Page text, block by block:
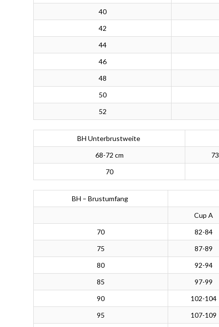
40
42
44
46
48
50
52
BH Unterbrustweite
68-72 cm
70
BH – Brustumfang
Cup A
70
82-84
75
87-89
80
92-94
85
97-99
90
102-104
95
107-109